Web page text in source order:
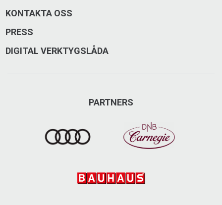
KONTAKTA OSS
PRESS
DIGITAL VERKTYGSLÅDA
PARTNERS